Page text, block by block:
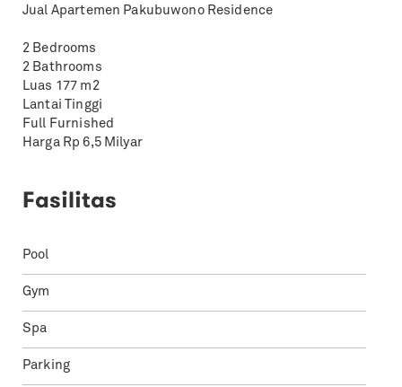
Jual Apartemen Pakubuwono Residence
2 Bedrooms
2 Bathrooms
Luas 177 m2
Lantai Tinggi
Full Furnished
Harga Rp 6,5 Milyar
Fasilitas
Pool
Gym
Spa
Parking